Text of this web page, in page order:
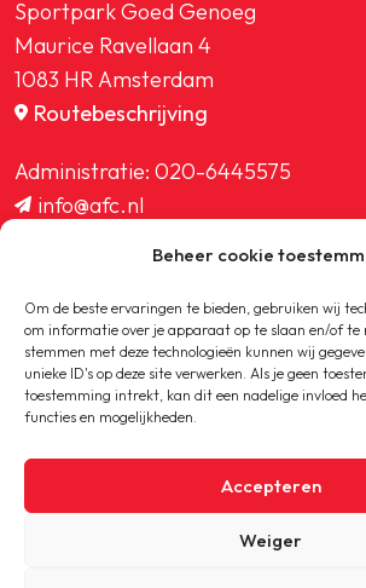
Beheer cookie
Om de beste ervaringen te bieden, gebruiken wij
om informatie over je apparaat op te slaan en/of te
stemmen met deze technologieën kunnen wij
unieke ID's op deze site verwerken. Als je geen
toestemming intrekt, kan dit een nadelige invloed
functies en mogelijkheden.
Accepteren
Weiger
Sportpark Goed Genoeg
Maurice Ravellaan 4
1083 HR Amsterdam
Routebeschrijving
Administratie: 020-6445575
info@afc.nl
ledenadministratie@afc.nl
Copyright © 2020-2026 AFC
Privacybeleid